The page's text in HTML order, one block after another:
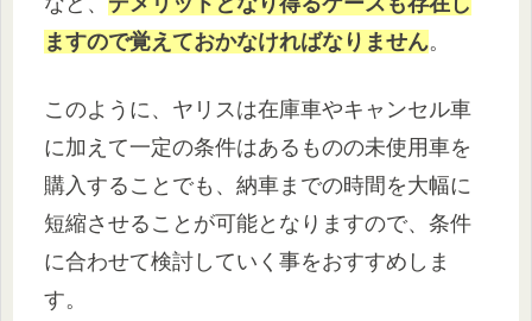
ますので覚えておかなければなりません。
このように、ヤリスは在庫車やキャンセル車
に加えて一定の条件はあるものの未使用車を
購入することでも、納車までの時間を大幅に
短縮させることが可能となりますので、条件
に合わせて検討していく事をおすすめしま
す。